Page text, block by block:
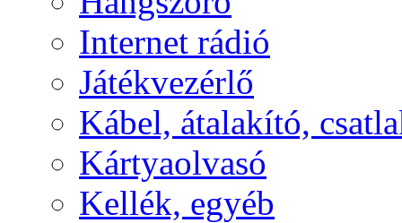
Internet rádió
Játékvezérlő
Kábel, átalakító,
Kártyaolvasó
Kellék, egyéb